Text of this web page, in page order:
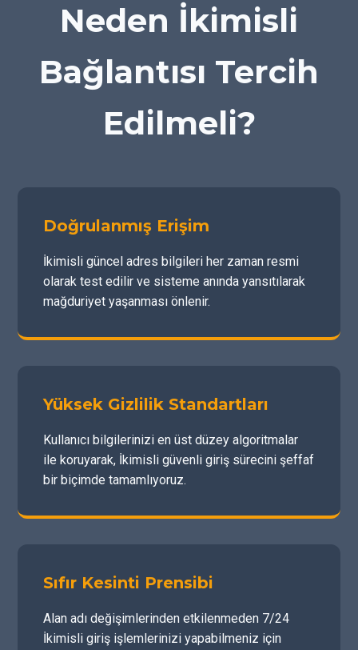
Neden İkimisli
Bağlantısı Tercih
Edilmeli?
Doğrulanmış Erişim
İkimisli güncel adres bilgileri her zaman resmi
olarak test edilir ve sisteme anında yansıtılarak
mağduriyet yaşanması önlenir.
Yüksek Gizlilik Standartları
Kullanıcı bilgilerinizi en üst düzey algoritmalar
ile koruyarak, İkimisli güvenli giriş sürecini şeffaf
bir biçimde tamamlıyoruz.
Sıfır Kesinti Prensibi
Alan adı değişimlerinden etkilenmeden 7/24
İkimisli giriş işlemlerinizi yapabilmeniz için